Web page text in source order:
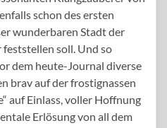
schon des ersten
wunderbaren Stadt der
feststellen soll. Und so
dem heute-Journal diverse
brav auf der frostignassen
auf Einlass, voller Hoffnung
Erlösung von all dem